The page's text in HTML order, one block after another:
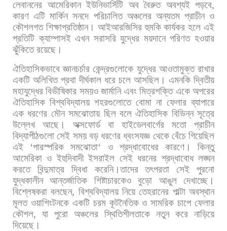
লেবাননের আমেরিকান ইউনিভার্সিটি অব বৈরুত অবশ্যই পড়বে,
কারণ এটি মার্কিন সনদে পরিচালিত অঞ্চলের অন্যতম প্রাচীন ও
কৌশলগত শিক্ষাপ্রতিষ্ঠান। আইআরজিসির হুমকি কার্যকর হলে এই
প্রতিটি ক্যাম্পাসই এখন সরাসরি যুদ্ধের ময়দানে পরিণত হওয়ার
ঝুঁকিতে রয়েছে।
ঐতিহাসিকভাবে জ্ঞানচর্চার কেন্দ্রগুলোকে যুদ্ধের আওতামুক্ত রাখার
একটি অলিখিত প্রথা দীর্ঘকাল ধরে চলে আসছিল। এমনকি দ্বিতীয়
মহাযুদ্ধের বিভীষিকার সময়ও জার্মানি এবং মিত্রশক্তি একে অপরের
ঐতিহাসিক বিশ্ববিদ্যালয় শহরগুলোতে বোমা না ফেলার ব্যাপারে
এক ধরণের মৌন সমঝোতায় ছিল বলে ঐতিহাসিক বিভিন্ন সূত্রে
উল্লেখ
আছে। অক্সফোর্ড বা হাইডেলবার্গের মতো
প্রাচীন
বিদ্যাপীঠগুলো সেই সময় বড় ধরণের ধ্বংসযজ্ঞ থেকে বেঁচে গিয়েছিল
এই ‘পারস্পরিক সমঝোতা‘ ও শ্রদ্ধাবোধের কারণে।
কিন্তু
আমেরিকা ও ইহুদিবাদী ইসরাইল সেই ধরনের শ্রদ্ধাবোধ লঙ্ঘন
করতে
বিন্দুমাত্র দ্বিধা করেনি।তাদের তৎপরতা সেই
পুরনো
যুদ্ধকালীন
আন্তর্জাতিক শিষ্টাচারকেও বুড়ো আঙুল
দেখাচ্ছে।
বিশ্লেষকরা বলছেন, বিশ্ববিদ্যালয় নিয়ে তেহরানের পাল্টা অবস্থান
মূলত ওয়াশিংটনকে একটি চরম কূটনৈতিক ও সামরিক চাপে ফেলার
কৌশল, যা পুরো অঞ্চলের স্থিতিশীলতাকে নতুন করে নাড়িয়ে
দিয়েছে।